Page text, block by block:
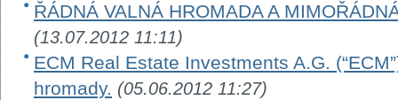
ŘÁDNÁ VALNÁ HROMADA A
(13.07.2012 11:11)
ECM Real Estate Investments A.G.
hromady. (05.06.2012 11:27)